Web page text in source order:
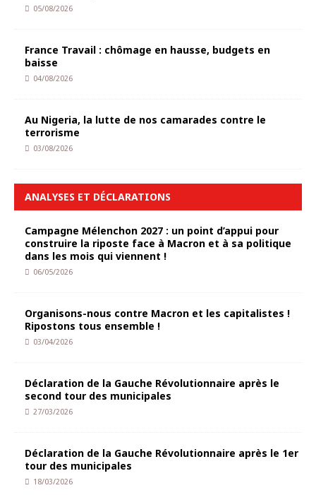
05/08/2026
France Travail : chômage en hausse, budgets en
baisse
04/08/2026
Au Nigeria, la lutte de nos camarades contre le
terrorisme
03/08/2026
ANALYSES ET DÉCLARATIONS
Campagne Mélenchon 2027 : un point d’appui pour
construire la riposte face à Macron et à sa politique
dans les mois qui viennent !
06/05/2026
Organisons-nous contre Macron et les capitalistes !
Ripostons tous ensemble !
03/04/2026
Déclaration de la Gauche Révolutionnaire après le
second tour des municipales
27/03/2026
Déclaration de la Gauche Révolutionnaire après le 1er
tour des municipales
18/03/2026